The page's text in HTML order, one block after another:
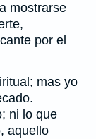
mostrarse
por el
mas yo
ni lo que
aquello